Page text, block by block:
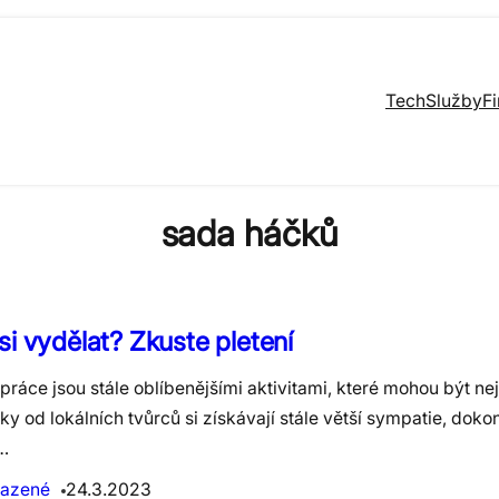
TechSlužby
sada háčků
vydělat? Zkuste pletení
jsou stále oblíbenějšími aktivitami, které mohou být
od lokálních tvůrců si získávají stále větší sympatie,
24.3.2023